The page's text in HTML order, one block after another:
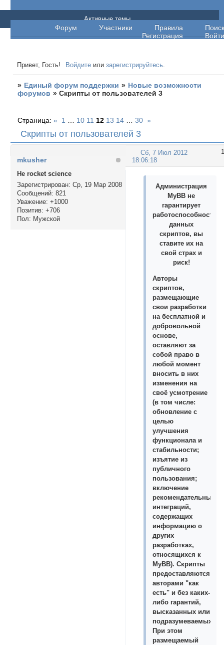
Единый форум поддержки
Форум Участники Правила
Поиск
Регистрация
Войти
Активные темы
Привет, Гость! Войдите илизарегистрируйтесь.
» Единый форум поддержки » Новые возможности
форумов »Скрипты от пользователей 3
Скрипты от пользователей 3
Страница:« 1 10 11 12 13 14 30 »
1
Сб, 7 Июл 2012
18:06:18
mkusher
Не rocket science
Зарегистрирован: Ср, 19 Мар 2008
Сообщений: 821
Уважение: +1000
Позитив: +706
Пол: Мужской
Администрация
MyBB не
гарантирует
работоспособность
данных
скриптов, вы
ставите их на
свой страх и
риск!
Авторы
скриптов,
размещающие
свои разработки
на бесплатной и
добровольной
основе,
оставляют за
собой право в
любой момент
вносить в них
изменения на
своё усмотрение
(в том числе:
обновление с
целью
улучшения
функционала и
стабильности;
изъятие из
публичного
пользования;
включение
рекомендательных
интеграций,
содержащих
информацию о
других
разработках,
относящихся к
MyBB). Скрипты
предоставляются
авторами "как
есть" и без каких-
либо гарантий,
высказанных или
подразумеваемых.
При этом
размещаемый